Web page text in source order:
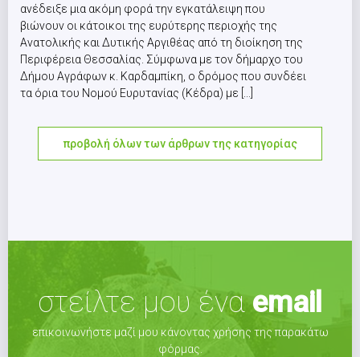
ανέδειξε μια ακόμη φορά την εγκατάλειψη που
βιώνουν οι κάτοικοι της ευρύτερης περιοχής της
Ανατολικής και Δυτικής Αργιθέας από τη διοίκηση της
Περιφέρεια Θεσσαλίας. Σύμφωνα με τον δήμαρχο του
Δήμου Αγράφων κ. Καρδαμπίκη, ο δρόμος που συνδέει
τα όρια του Νομού Ευρυτανίας (Κέδρα) με [...]
προβολή όλων των άρθρων της κατηγορίας
στείλτε μου έναemail
επικοινωνήστε μαζί μου κάνοντας χρήσης της παρακάτω
φόρμας.